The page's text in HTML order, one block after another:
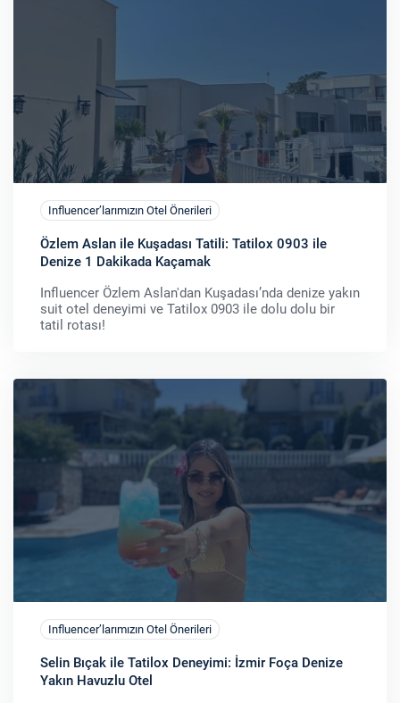
Influencer’larımızın Otel Önerileri
Özlem Aslan ile Kuşadası Tatili: Tatilox 0903 ile
Denize 1 Dakikada Kaçamak
Influencer Özlem Aslan'dan Kuşadası’nda denize yakın
suit otel deneyimi ve Tatilox 0903 ile dolu dolu bir
tatil rotası!
Influencer’larımızın Otel Önerileri
Selin Bıçak ile Tatilox Deneyimi: İzmir Foça Denize
Yakın Havuzlu Otel